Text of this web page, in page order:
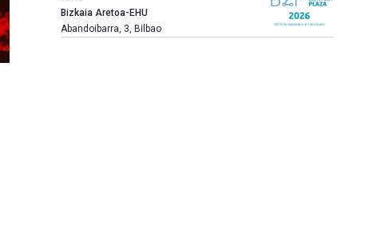
más,
Bilbao
Bizkaia Aretoa-EHU
Abandoibarra, 3, Bilbao